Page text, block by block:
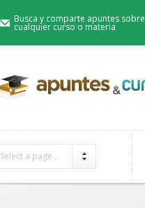
Busca y comparte apuntes sobre
cualquier curso o materia
Select a page...